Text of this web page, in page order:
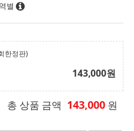
별
한정판)
143,000원
총 상품 금액 143,000 원